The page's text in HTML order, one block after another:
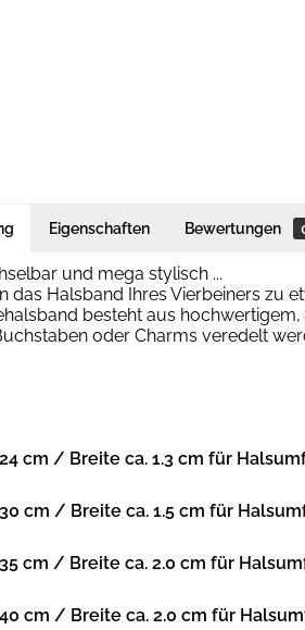
Eigenschaften Bewertungen
und mega stylisch ...
das Halsband Ihres Vierbeiners zu
besteht aus
oder Charms veredelt
cm / Breite ca. 1.3 cm für
cm / Breite ca. 1.5 cm für
cm / Breite ca. 2.0 cm für
cm / Breite ca. 2.0 cm für